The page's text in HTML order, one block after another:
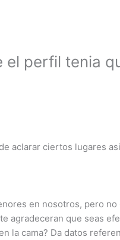
perfil tenia
aclarar ciertos lugares
en nosotros, pero
agradeceran que seas
la cama? Da datos